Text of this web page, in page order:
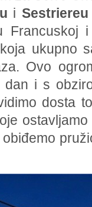
i Sestriereu
koja ukupno
Ovo
i s
dosta